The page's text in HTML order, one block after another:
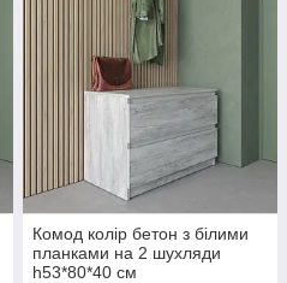
Комод колір бетон з білими
планками на 2 шухляди
h53*80*40 см